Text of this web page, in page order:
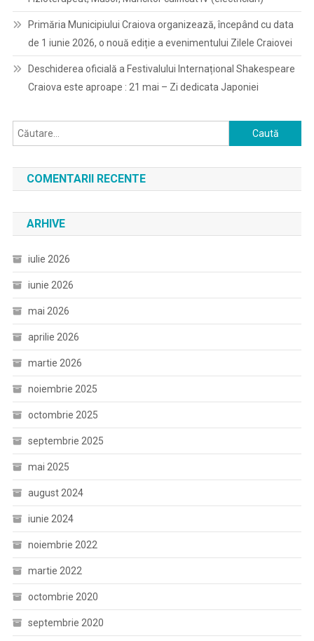
Primăria Municipiului Craiova organizează, începând cu data
de 1 iunie 2026, o nouă ediție a evenimentului Zilele Craiovei
Deschiderea oficială a Festivalului Internațional Shakespeare
Craiova este aproape : 21 mai – Zi dedicata Japoniei
Caută
după:
COMENTARII RECENTE
ARHIVE
iulie 2026
iunie 2026
mai 2026
aprilie 2026
martie 2026
noiembrie 2025
octombrie 2025
septembrie 2025
mai 2025
august 2024
iunie 2024
noiembrie 2022
martie 2022
octombrie 2020
septembrie 2020